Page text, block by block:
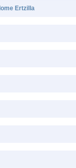
Ertzilla